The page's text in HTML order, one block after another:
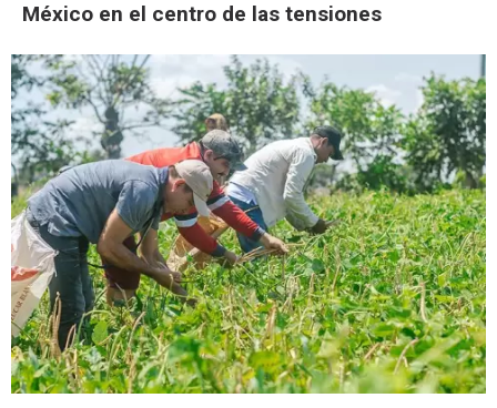
México en el centro de las tensiones